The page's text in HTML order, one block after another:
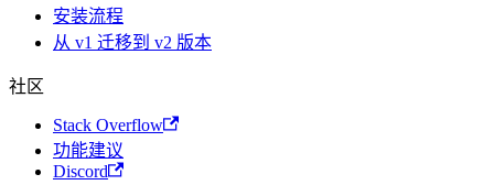
安装流程
从 v1 迁移到 v2 版本
社区
Stack Overflow
功能建议
Discord